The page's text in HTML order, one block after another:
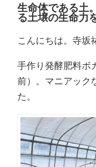
生命体である土
る土壌の生命力
こんにちは。寺坂
手作り発酵肥料ボ
前）。マニアック
た。